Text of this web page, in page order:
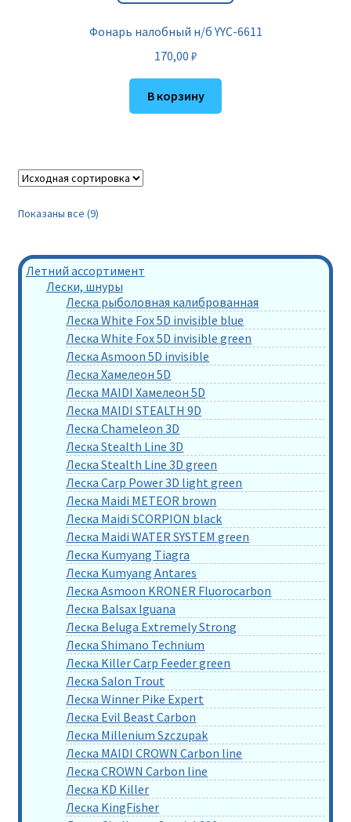
Фонарь налобный н/б YYC-6611
170,00 ₽
В корзину
Показаны все (9)
Летний ассортимент
Лески, шнуры
Леска рыболовная калиброванная
Леска White Fox 5D invisible blue
Леска White Fox 5D invisible green
Леска Asmoon 5D invisible
Леска Хамелеон 5D
Леска MAIDI Хамелеон 5D
Леска MAIDI STEALTH 9D
Леска Chameleon 3D
Леска Stealth Line 3D
Леска Stealth Line 3D green
Леска Carp Power 3D light green
Леска Maidi METEOR brown
Леска Maidi SCORPION black
Леска Maidi WATER SYSTEM green
Леска Kumyang Tiagra
Леска Kumyang Antares
Леска Asmoon KRONER Fluorocarbon
Леска Balsax Iguana
Леска Beluga Extremely Strong
Леска Shimano Technium
Леска Killer Carp Feeder green
Леска Salon Trout
Леска Winner Pike Expert
Леска Evil Beast Carbon
Леска Millenium Szczupak
Леска MAIDI CROWN Carbon line
Леска CROWN Carbon line
Леска KD Killer
Леска KingFisher